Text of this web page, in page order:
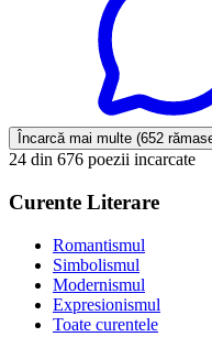
Încarcă mai multe (652
24 din 676 poezii incarcate
Curente Literare
Romantismul
Simbolismul
Modernismul
Expresionismul
Toate curentele